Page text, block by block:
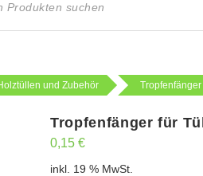
und Zubehör
Tropfenfänger
Tropfenfänger für
0,15 €
inkl. 19 % MwSt.